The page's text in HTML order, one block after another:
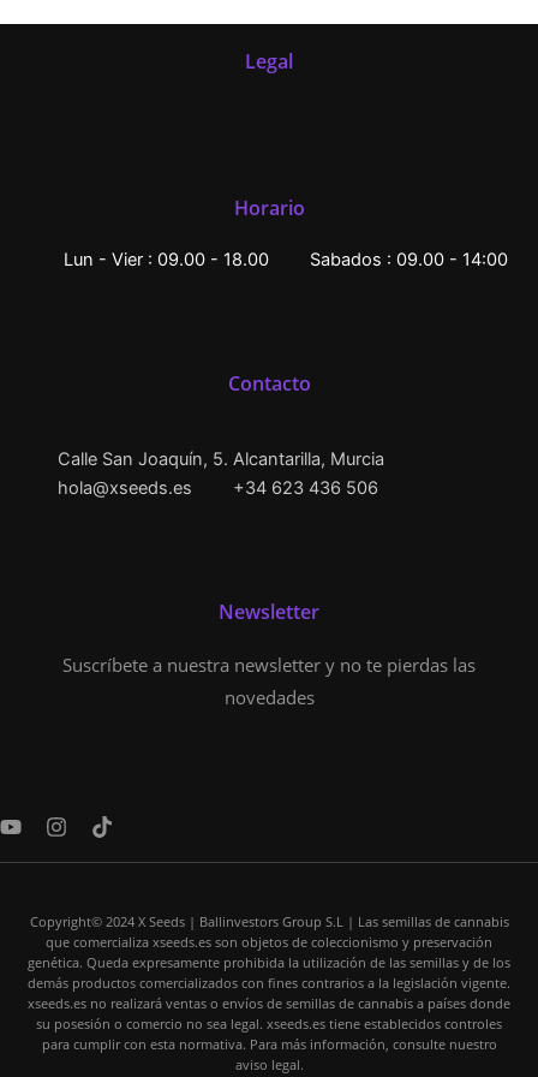
Legal
Horario
Lun - Vier : 09.00 - 18.00 Sabados : 09.00 - 14:00
Contacto
Calle San Joaquín, 5. Alcantarilla, Murcia
hola@xseeds.es
+34 623 436 506
Newsletter
Suscríbete a nuestra newsletter y no te pierdas las
novedades
Y
u
I
s
g
r
a
m
T
k
o
k
Copyright© 2024 X Seeds | Ballinvestors Group S.L | Las semillas de cannabis
que comercializa xseeds.es son objetos de coleccionismo y preservación
genética. Queda expresamente prohibida la utilización de las semillas y de los
demás productos comercializados con fines contrarios a la legislación vigente.
xseeds.es no realizará ventas o envíos de semillas de cannabis a países donde
su posesión o comercio no sea legal. xseeds.es tiene establecidos controles
para cumplir con esta normativa. Para más información, consulte nuestro
aviso legal.